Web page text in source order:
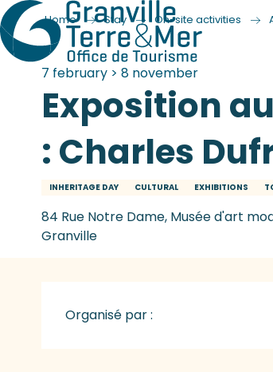
Home Stay On-site activities
7 february > 8 november
Exposition
: Charles
INHERITAGE DAY CULTURAL EXHIBITIONS
84 Rue Notre Dame, Musée d'art
Granville
Organisé par :